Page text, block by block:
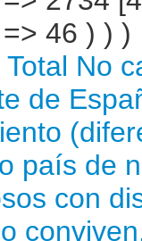
Total No
de
país de
con